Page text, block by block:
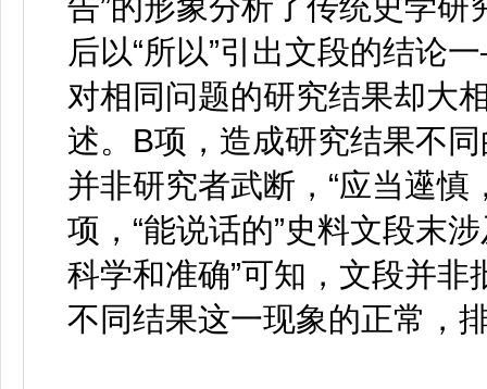
后以“所以”引出文段的结论
对相同问题的研究结果却大
述。B项，造成研究结果不
并非研究者武断，“应当遳
项，“能说话的”史料文段末
科学和准确”可知，文段并
不同结果这一现象的正常，